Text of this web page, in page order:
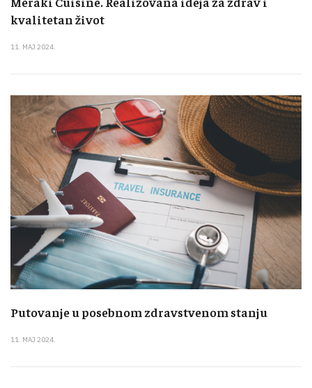
kvalitetan život
11. MAJ 2024.
Putovanje u posebnom zdravstvenom stanju
11. MAJ 2024.